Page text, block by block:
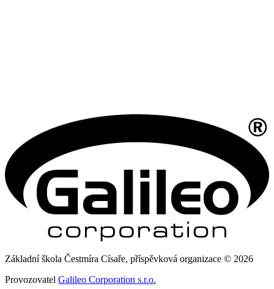
Základní škola Čestmíra Císaře, příspěvková organizace © 2026
Provozovatel Galileo Corporation s.r.o.